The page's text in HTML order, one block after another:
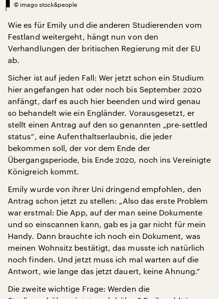
© imago stock&people
Wie es für Emily und die anderen Studierenden vom
Festland weitergeht, hängt nun von den
Verhandlungen der britischen Regierung mit der EU
ab.
Sicher ist auf jeden Fall: Wer jetzt schon ein Studium
hier angefangen hat oder noch bis September 2020
anfängt, darf es auch hier beenden und wird genau
so behandelt wie ein Engländer. Vorausgesetzt, er
stellt einen Antrag auf den so genannten „pre-settled
status“, eine Aufenthaltserlaubnis, die jeder
bekommen soll, der vor dem Ende der
Übergangsperiode, bis Ende 2020, noch ins Vereinigte
Königreich kommt.
Emily wurde von ihrer Uni dringend empfohlen, den
Antrag schon jetzt zu stellen: „Also das erste Problem
war erstmal: Die App, auf der man seine Dokumente
und so einscannen kann, gab es ja gar nicht für mein
Handy. Dann brauchte ich noch ein Dokument, was
meinen Wohnsitz bestätigt, das musste ich natürlich
noch finden. Und jetzt muss ich mal warten auf die
Antwort, wie lange das jetzt dauert, keine Ahnung.“
Die zweite wichtige Frage: Werden die